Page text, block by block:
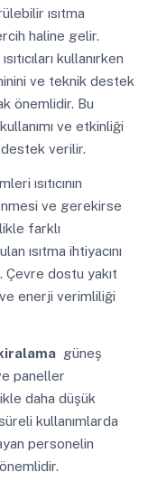
ısıtma
haline gelir.
kullanırken
ve teknik destek
önemlidir. Bu
ve etkinliği
verilir.
ısıtıcının
ve gerekirse
farklı
ısıtma ihtiyacını
Çevre dostu yakıt
enerji verimliliği
kiralamagüneş
paneller
daha düşük
kullanımlarda
personelin